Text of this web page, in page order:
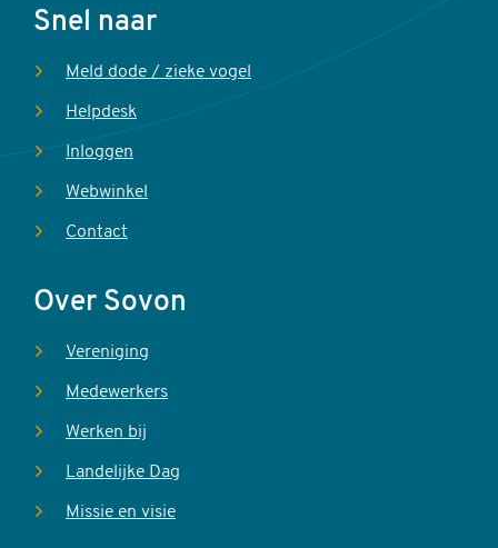
Voet
Snel naar
Meld dode / zieke vogel
Helpdesk
Inloggen
Webwinkel
Contact
Over Sovon
Vereniging
Medewerkers
Werken bij
Landelijke Dag
Missie en visie